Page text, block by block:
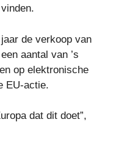
de verkoop van
aantal van ’s
op elektronische
EU-actie.
dat dit doet”,